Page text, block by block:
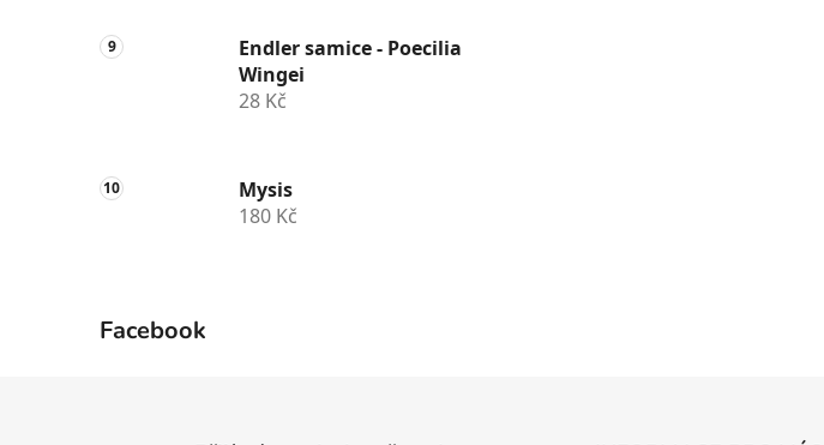
Endler samice - Poecilia
Wingei
28 Kč
Mysis
180 Kč
Facebook